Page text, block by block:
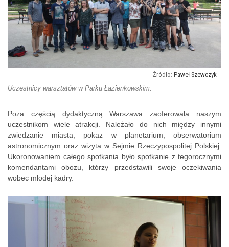
Paweł Szewczyk
Uczestnicy warsztatów w Parku Łazienkowskim.
Poza częścią dydaktyczną Warszawa zaoferowała naszym
uczestnikom wiele atrakcji. Należało do nich między innymi
zwiedzanie miasta, pokaz w planetarium, obserwatorium
astronomicznym oraz wizyta w Sejmie Rzeczypospolitej Polskiej.
Ukoronowaniem całego spotkania było spotkanie z tegorocznymi
komendantami obozu, którzy przedstawili swoje oczekiwania
wobec młodej kadry.